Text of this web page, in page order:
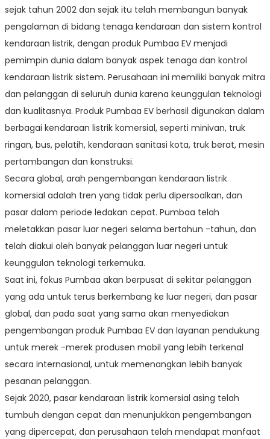
sejak tahun 2002 dan sejak itu telah membangun banyak
pengalaman di bidang tenaga kendaraan dan sistem kontrol
kendaraan listrik, dengan produk Pumbaa EV menjadi
pemimpin dunia dalam banyak aspek tenaga dan kontrol
kendaraan listrik sistem. Perusahaan ini memiliki banyak mitra
dan pelanggan di seluruh dunia karena keunggulan teknologi
dan kualitasnya. Produk Pumbaa EV berhasil digunakan dalam
berbagai kendaraan listrik komersial, seperti minivan, truk
ringan, bus, pelatih, kendaraan sanitasi kota, truk berat, mesin
pertambangan dan konstruksi.
Secara global, arah pengembangan kendaraan listrik
komersial adalah tren yang tidak perlu dipersoalkan, dan
pasar dalam periode ledakan cepat. Pumbaa telah
meletakkan pasar luar negeri selama bertahun -tahun, dan
telah diakui oleh banyak pelanggan luar negeri untuk
keunggulan teknologi terkemuka.
Saat ini, fokus Pumbaa akan berpusat di sekitar pelanggan
yang ada untuk terus berkembang ke luar negeri, dan pasar
global, dan pada saat yang sama akan menyediakan
pengembangan produk Pumbaa EV dan layanan pendukung
untuk merek -merek produsen mobil yang lebih terkenal
secara internasional, untuk memenangkan lebih banyak
pesanan pelanggan.
Sejak 2020, pasar kendaraan listrik komersial asing telah
tumbuh dengan cepat dan menunjukkan pengembangan
yang dipercepat, dan perusahaan telah mendapat manfaat